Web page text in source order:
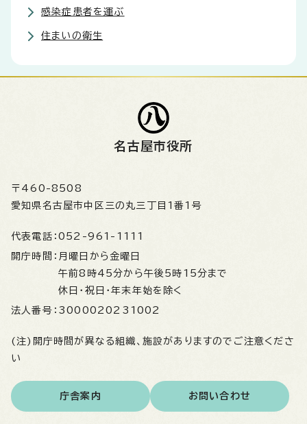
感染症患者を運ぶ
住まいの衛生
名古屋市役所
〒460-8508
愛知県名古屋市中区三の丸三丁目1番1号
代表電話： 052-961-1111
開庁時間： 月曜日から金曜日
午前8時45分から午後5時15分まで
休日・祝日・年末年始を除く
法人番号： 3000020231002
(注)開庁時間が異なる組織、施設がありますのでご注意くださ
い
庁舎案内 お問い合わせ